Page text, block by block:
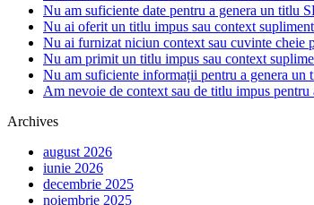
Nu am suficiente date pentru a genera un titlu
Nu ai oferit un titlu impus sau context
Nu ai furnizat niciun context sau cuvinte cheie
Nu am primit un titlu impus sau context
Nu am suficiente informații pentru a genera
Am nevoie de context sau de titlu impus
Archives
august 2026
iunie 2026
decembrie 2025
noiembrie 2025